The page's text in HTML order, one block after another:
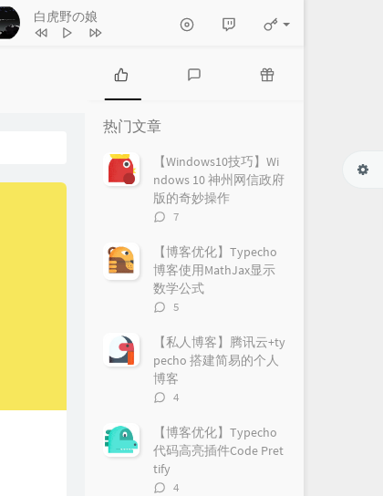
白虎野の娘
热
门
文
章
章
热门文章
【Windows10技巧】Wi
ndows 10 神州网信政府
版的奇妙操作
评
数：
7
【博客优化】Typecho
博客使用MathJax显示
数学公式
评
数：
5
【私人博客】腾讯云+ty
pecho 搭建简易的个人
博客
评
数：
4
【博客优化】Typecho
代码高亮插件Code Pret
tify
评
4